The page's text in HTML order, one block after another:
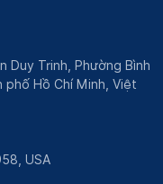
Duy Trinh, Phường Bình
Hồ Chí Minh, Việt
USA